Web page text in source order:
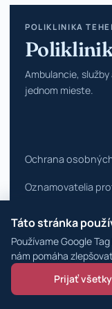
Táto stránka
Používame Google
nám pomáha
Prijať všetky
POLIKLINIKA
Ambulancie,
jednom mieste.
Ochrana
Oznamovatelia
Vyhlásenie o
Zmeniť
© 2026 Poliklinika